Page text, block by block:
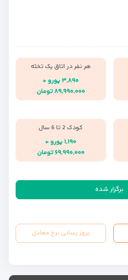
هر نفر در اتاق یک تخته
۳,۸۹۰ یورو +
۸۹,۹۹۰,۰۰۰ تومان
کودک 2 تا 6 سال
۱,۱۹۰ یورو +
۶۹,۹۹۰,۰۰۰ تومان
برگزار شده
بروز رسانی نرخ معادل